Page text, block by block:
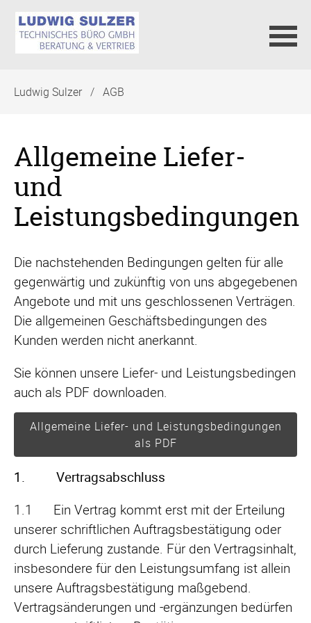
überspringen
Ludwig Sulzer AGB
Allgemeine Liefer-
und
Leistungsbedingungen
Die nachstehenden Bedingungen gelten für alle
gegenwärtig und zukünftig von uns abgegebenen
Angebote und mit uns geschlossenen Verträgen.
Die allgemeinen Geschäftsbedingungen des
Kunden werden nicht anerkannt.
Sie können unsere Liefer- und Leistungsbedingen
auch als PDF downloaden.
Allgemeine Liefer- und Leistungsbedingungen
als PDF
1. Vertragsabschluss
1.1 Ein Vertrag kommt erst mit der Erteilung
unserer schriftlichen Auftragsbestätigung oder
durch Lieferung zustande. Für den Vertragsinhalt,
insbesondere für den Leistungsumfang ist allein
unsere Auftragsbestätigung maßgebend.
Vertragsänderungen und -ergänzungen bedürfen